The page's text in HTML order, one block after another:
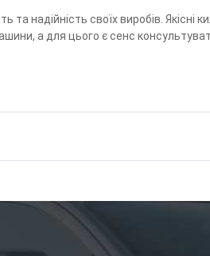
та надійність своїх виробів.
а для цього є сенс